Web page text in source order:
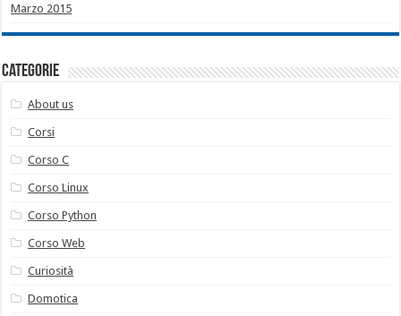
Marzo 2015
Categorie
About us
Corsi
Corso C
Corso Linux
Corso Python
Corso Web
Curiosità
Domotica